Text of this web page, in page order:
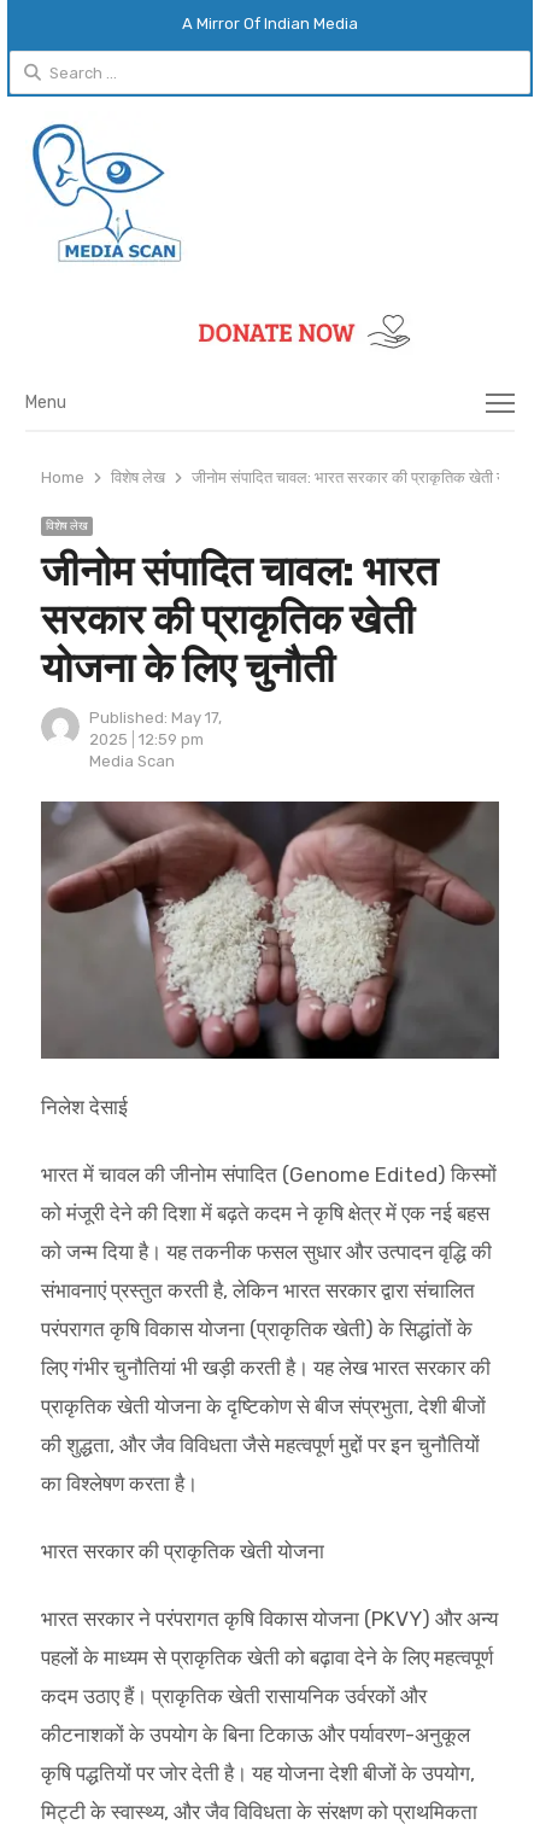
A Mirror Of Indian Media
Search
for:
Menu
Menu
Home विशेष लेख जीनोम संपादित चावल: भारत सरकार की प्राकृतिक खेती योजना
विशेष लेख
जीनोम संपादित चावल: भारत
सरकार की प्राकृतिक खेती
योजना के लिए चुनौती
Published: May 17,
2025
12:59 pm
Author
Media Scan
निलेश देसाई
भारत में चावल की जीनोम संपादित (Genome Edited) किस्मों
को मंजूरी देने की दिशा में बढ़ते कदम ने कृषि क्षेत्र में एक नई बहस
को जन्म दिया है। यह तकनीक फसल सुधार और उत्पादन वृद्धि की
संभावनाएं प्रस्तुत करती है, लेकिन भारत सरकार द्वारा संचालित
परंपरागत कृषि विकास योजना (प्राकृतिक खेती) के सिद्धांतों के
लिए गंभीर चुनौतियां भी खड़ी करती है। यह लेख भारत सरकार की
प्राकृतिक खेती योजना के दृष्टिकोण से बीज संप्रभुता, देशी बीजों
की शुद्धता, और जैव विविधता जैसे महत्वपूर्ण मुद्दों पर इन चुनौतियों
का विश्लेषण करता है।
भारत सरकार की प्राकृतिक खेती योजना
भारत सरकार ने परंपरागत कृषि विकास योजना (PKVY) और अन्य
पहलों के माध्यम से प्राकृतिक खेती को बढ़ावा देने के लिए महत्वपूर्ण
कदम उठाए हैं। प्राकृतिक खेती रासायनिक उर्वरकों और
कीटनाशकों के उपयोग के बिना टिकाऊ और पर्यावरण-अनुकूल
कृषि पद्धतियों पर जोर देती है। यह योजना देशी बीजों के उपयोग,
मिट्टी के स्वास्थ्य, और जैव विविधता के संरक्षण को प्राथमिकता